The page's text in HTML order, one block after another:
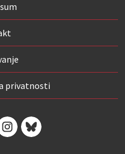
privatnosti